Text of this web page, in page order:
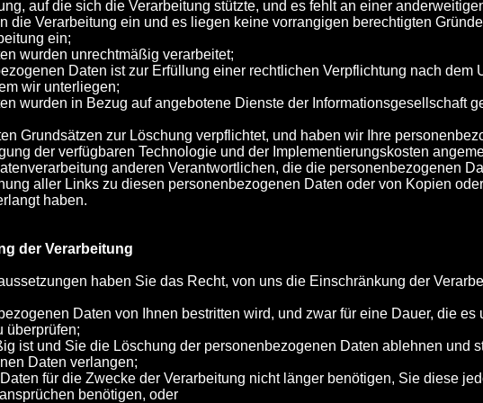
auf die sich die Verarbeitung stützte, und es fehlt an einer
die Verarbeitung ein und es liegen keine vorrangigen berechtigten
ein;
wurden unrechtmäßig verarbeitet;
Daten ist zur Erfüllung einer rechtlichen Verpflichtung nach dem
wir unterliegen;
wurden in Bezug auf angebotene Dienste der Informationsgesellschaft
Grundsätzen zur Löschung verpflichtet, und haben wir Ihre
der verfügbaren Technologie und der Implementierungskosten
anderen Verantwortlichen, die die personenbezogenen
aller Links zu diesen personenbezogenen Daten oder von Kopien
haben.
der Verarbeitung
haben Sie das Recht, von uns die Einschränkung der
Daten von Ihnen bestritten wird, und zwar für eine Dauer, die
überprüfen;
ist und Sie die Löschung der personenbezogenen Daten ablehnen und
Daten verlangen;
für die Zwecke der Verarbeitung nicht länger benötigen, Sie diese
benötigen, oder